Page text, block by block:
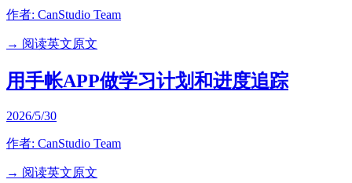
作者: CanStudio Team
→ 阅读英文原文
用手帐APP做学习计划和进度追踪
2026/5/30
作者: CanStudio Team
→ 阅读英文原文